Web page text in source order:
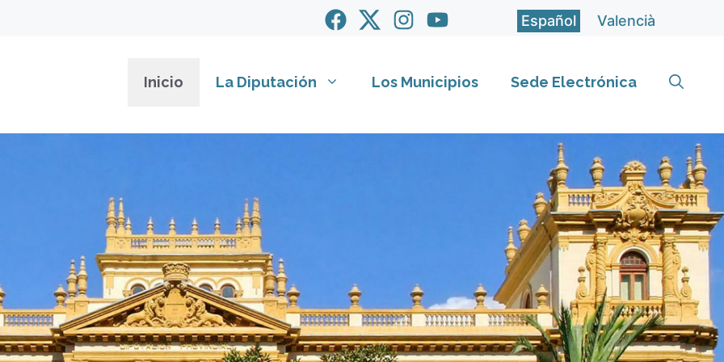
Español Valencià
Inicio La Diputación Los Municipios Sede Electrónica